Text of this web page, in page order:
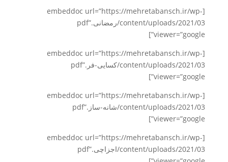
[embeddoc url=”https://mehretabansch.ir/wp-
content/uploads/2021/03/رمضانی.pdf”
viewer=”google”]
[embeddoc url=”https://mehretabansch.ir/wp-
content/uploads/2021/03/کسایی-فر.pdf”
viewer=”google”]
[embeddoc url=”https://mehretabansch.ir/wp-
content/uploads/2021/03/شانه-ساز.pdf”
viewer=”google”]
[embeddoc url=”https://mehretabansch.ir/wp-
content/uploads/2021/03/اجزاچی.pdf”